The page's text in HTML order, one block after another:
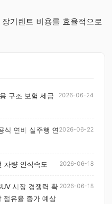
기렌트 비용를 효율적으로
구조 보험 세금
2026-06-24
식 연비 실주행 연 2026-06-22
차량 인식속도 2026-06-18
시장 경쟁력 확
점유율 증가 예상
2026-06-18